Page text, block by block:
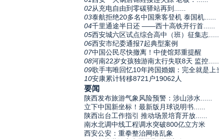
02从充电自由到零碳驿站再到......
03泰航拒绝20多名中国乘客登机 泰国机......
04千里通途半日还 ——西十高铁开行首......
05西安城六区试点综合高中（班）征集志......
06西安市纪委通报7起典型案例
07中国公民尽快撤离！中使馆郑重提醒
08河南22岁女孩独游南太行失联8天 监控......
09歌手韦唯回忆10年跨国婚姻：完全就是上
10安康累计转移8721户19062人
要闻
陕西发布旅游气象风险预警：涉山涉水......
立下中国新坐标！最新版月球说明书......
陕西出台工作指引 推动场景培育开放......
南水北调中线工程调水突破800亿立方米
西安公安：重拳整治网络乱象